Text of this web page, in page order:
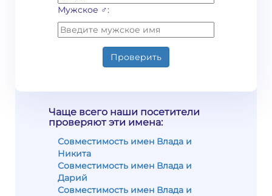
Мужское ♂:
Проверить
Чаще всего наши посетители
проверяют эти имена:
Совместимость имен Влада и
Никита
Совместимость имен Влада и
Дарий
Совместимость имен Влада и